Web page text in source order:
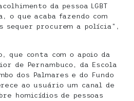
da pessoa LGBT
o que acaba fazendo com
sequer procurem a polícia”,
que conta com o apoio da
de Pernambuco, da Escola
dos Palmares e do Fundo
ao usuário um canal de
homicídios de pessoas